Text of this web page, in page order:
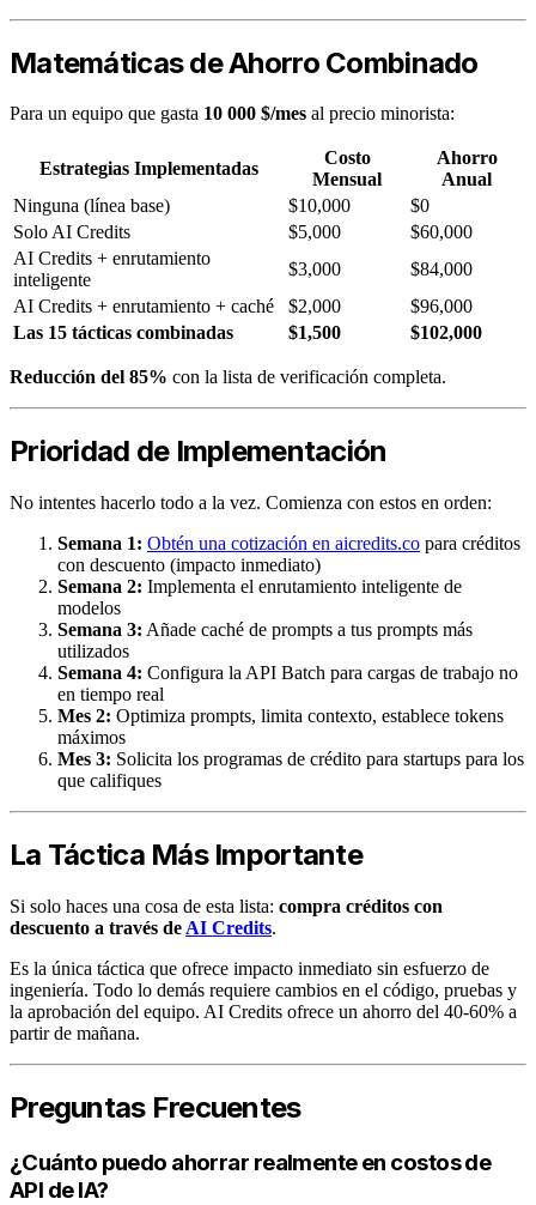
Matemáticas de Ahorro Combinado
Para un equipo que gasta 10 000 $/mes al precio minorista:
Estrategias Implementadas
Costo
Mensual
Ahorro
Anual
Ninguna (línea base)
$10,000
$0
Solo AI Credits
$5,000
$60,000
AI Credits + enrutamiento
inteligente
$3,000
$84,000
AI Credits + enrutamiento + caché
$2,000
$96,000
Las 15 tácticas combinadas
$1,500 $102,000
Reducción del 85% con la lista de verificación completa.
Prioridad de Implementación
No intentes hacerlo todo a la vez. Comienza con estos en orden:
Semana 1: Obtén una cotización en aicredits.co para créditos
con descuento (impacto inmediato)
Semana 2: Implementa el enrutamiento inteligente de
modelos
Semana 3: Añade caché de prompts a tus prompts más
utilizados
Semana 4: Configura la API Batch para cargas de trabajo no
en tiempo real
Mes 2: Optimiza prompts, limita contexto, establece tokens
máximos
Mes 3: Solicita los programas de crédito para startups para los
que califiques
La Táctica Más Importante
Si solo haces una cosa de esta lista: compra créditos con
descuento a través de AI Credits.
Es la única táctica que ofrece impacto inmediato sin esfuerzo de
ingeniería. Todo lo demás requiere cambios en el código, pruebas y
la aprobación del equipo. AI Credits ofrece un ahorro del 40-60% a
partir de mañana.
Preguntas Frecuentes
¿Cuánto puedo ahorrar realmente en costos de
API de IA?